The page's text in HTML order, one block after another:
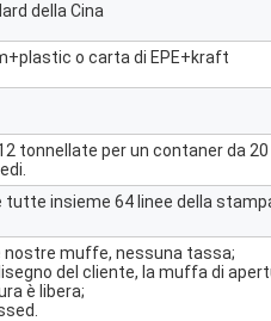
della Cina
o carta di EPE+kraft
tonnellate per un contaner da
tutte insieme 64 linee della
nostre muffe, nessuna tassa;
del cliente, la muffa di
è libera;